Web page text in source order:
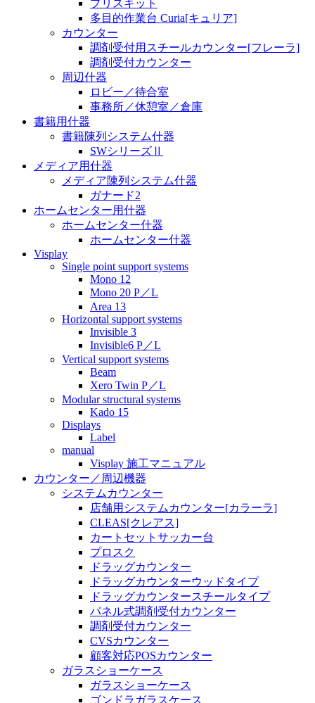
プリスキット
多目的作業台 Curia[キュリア]
カウンター
調剤受付用スチールカウンター[フレーラ]
調剤受付カウンター
周辺什器
ロビー／待合室
事務所／休憩室／倉庫
書籍用什器
書籍陳列システム什器
SWシリーズⅡ
メディア用什器
メディア陳列システム什器
ガナード2
ホームセンター用什器
ホームセンター什器
ホームセンター什器
Visplay
Single point support systems
Mono 12
Mono 20 P／L
Area 13
Horizontal support systems
Invisible 3
Invisible6 P／L
Vertical support systems
Beam
Xero Twin P／L
Modular structural systems
Kado 15
Displays
Label
manual
Visplay 施工マニュアル
カウンター／周辺機器
システムカウンター
店舗用システムカウンター[カラーラ]
CLEAS[クレアス]
カートセットサッカー台
プロスク
ドラッグカウンター
ドラッグカウンターウッドタイプ
ドラッグカウンタースチールタイプ
パネル式調剤受付カウンター
調剤受付カウンター
CVSカウンター
顧客対応POSカウンター
ガラスショーケース
ガラスショーケース
ゴンドラガラスケース